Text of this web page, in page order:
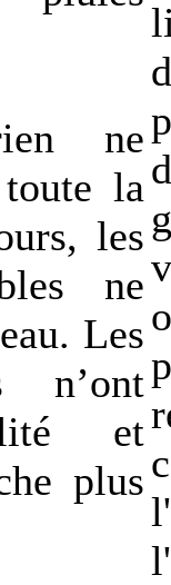
ne
la
les
ne
Les
n’ont
et
plus